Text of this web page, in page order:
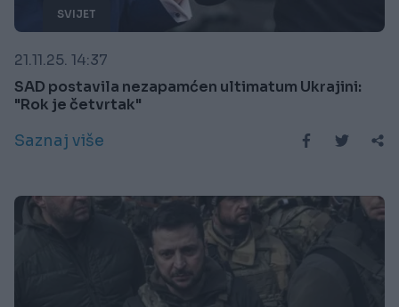
SVIJET
21.11.25. 14:37
SAD postavila nezapamćen ultimatum Ukrajini:
"Rok je četvrtak"
Saznaj više